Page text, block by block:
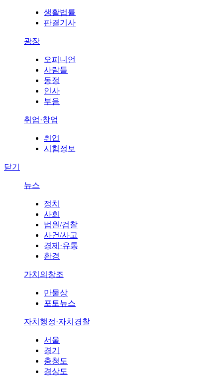
생활법률
판결기사
광장
오피니언
사람들
동정
인사
부음
취업·창업
취업
시험정보
닫기
뉴스
정치
사회
법원/검찰
사건/사고
경제·유통
환경
가치의창조
만물상
포토뉴스
자치행정·자치경찰
서울
경기
충청도
경상도